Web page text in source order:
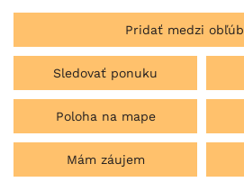
Pridať medzi
Sledovať ponuku
Poloha na mape
Mám záujem